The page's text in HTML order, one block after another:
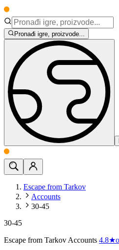
Pronađi igre, proizvode...
Escape from Tarkov
Accounts
30-45
30-45
Escape from Tarkov Accounts 4.8★